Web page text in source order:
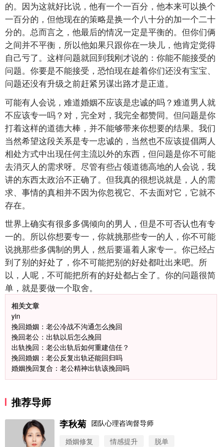
的。因为这就好比说，他有一个一百分，他本来可以换个
一百分的，但他现在的策略是换一个八十分的加一个二十
分的。总而言之，他最后的情况一定是平衡的。但你们俩
之间并不平衡，所以他如果只跟你在一块儿，他肯定觉得
自己亏了。这样问题就回到我刚才说的：你能不能接受的
问题。你要是不能接受，恐怕现在趁着你们还没有宝宝、
问题还没有升级之前赶紧另谋出路才是正道。
可能有人会说，难道婚姻不应该是忠诚的吗？难道男人就
不应该专一吗？对，完全对，我完全都赞同。但问题是你
打着这样的道德大棒，并不能够带来你想要的结果。我们
当然希望这段关系是专一忠诚的，当然也不应该提倡两人
相处方式中出现任何主流以外的东西，但问题是你不可能
去消灭人的需求呀。尽管有些占领道德高地的人会说，我
讲的东西太政治不正确了。但我真的很想说就是，人的需
求、事情的真相并不因为你忽视它、不去面对它，它就不
存在。
世界上确实有很多多偶倾向的男人，但是不可否认也有专
一的。所以你想要专一，你就挑那些专一的人，你不可能
说挑那些多偶制的男人，然后要逼着人家专一。你已经占
到了别的好处了，你不可能把别的好处都吐出来吧。所
以，人呢，不可能把所有的好处都占全了。你的问题很简
单，就是要做一个取舍。
相关文章
yin
挽回婚姻：老公冷战不沟通怎么挽回
挽回老公：出轨以后怎么挽回
出轨挽回：老公出轨后如何重建信任？
挽回婚姻：老公反复出轨还能回归吗
婚姻挽回复合：老公精神出轨该挽回吗
推荐导师
李秋菊 团队心理咨询督导师
婚姻修复
情感提升 脱单